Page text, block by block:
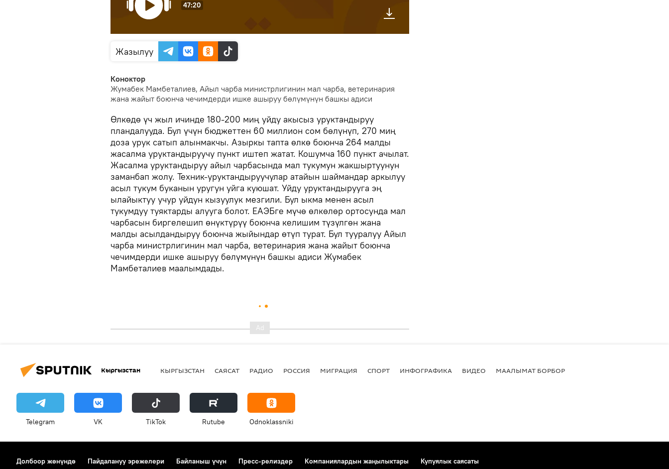
47:20
Жазылуу
Коноктор
Жумабек Мамбеталиев, Айыл чарба министрлигинин мал чарба, ветеринария
жана жайыт боюнча чечимдерди ишке ашыруу бөлүмүнүн башкы адиси
Өлкөдө үч жыл ичинде 180-200 миң уйду акысыз уруктандыруу
пландалууда. Бул үчүн бюджеттен 60 миллион сом бөлүнүп, 270 миң
доза урук сатып алынмакчы. Азыркы тапта өлкө боюнча 264 малды
жасалма уруктандыруучу пункт иштеп жатат. Кошумча 160 пункт ачылат.
Жасалма уруктандыруу айыл чарбасында мал тукумун жакшыртуунун
заманбап жолу. Техник-уруктандыруучулар атайын шаймандар аркылуу
асыл тукум буканын уругун уйга куюшат. Уйду уруктандырууга эң
ылайыктуу учур уйдун кызуулук мезгили. Бул ыкма менен асыл
тукумдуу туяктарды алууга болот. ЕАЭБге мүчө өлкөлөр ортосунда мал
чарбасын биргелешип өнүктүрүү боюнча келишим түзүлгөн жана
малды асылдандыруу боюнча жыйындар өтүп турат. Бул тууралуу Айыл
чарба министрлигинин мал чарба, ветеринария жана жайыт боюнча
чечимдерди ишке ашыруу бөлүмүнүн башкы адиси Жумабек
Мамбеталиев маалымдады.
Кыргызстан КЫРГЫЗСТАН САЯСАТ РАДИО РОССИЯ МИГРАЦИЯ СПОРТ ИНФОГРАФИКА ВИДЕО МААЛЫМАТ БОРБОР
Telegram VK ТikТоk Rutube Odnoklassniki
Долбоор жөнүндө Пайдалануу эрежелери Байланыш үчүн Пресс-релиздер Компаниялардын жаңылыктары Купуялык саясаты